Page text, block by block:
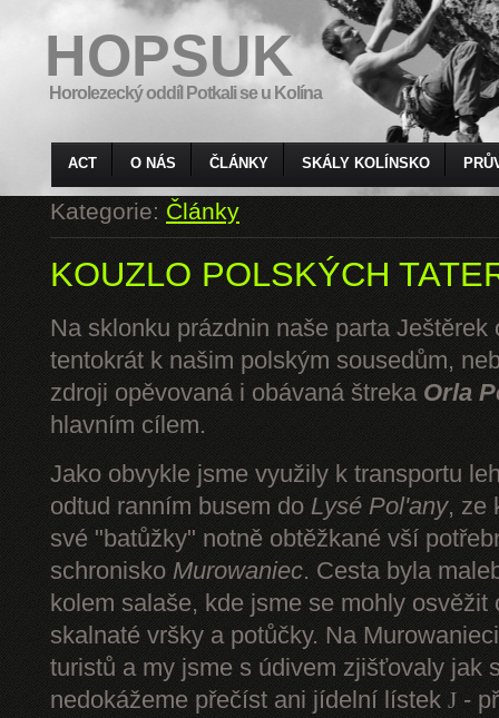
HOPSUK
Horolezecký oddíl Potkali se u Kolína
ACT O NÁS ČLÁNKY SKÁLY KOLÍNSKO
Kategorie:Články
KOUZLO POLSKÝCH
Na sklonku prázdnin naše parta Ještěrek
tentokrát k našim polským sousedům,
zdroji opěvovaná i obávaná štreka Orla
hlavním cílem.
Jako obvykle jsme využily k transportu
odtud ranním busem do Lysé Pol'any, ze
své "batůžky" notně obtěžkané vší
schronisko Murowaniec. Cesta byla
kolem salaše, kde jsme se mohly
skalnaté vršky a potůčky. Na
turistů a my jsme s údivem zjišťovaly jak
nedokážeme přečíst ani jídelní lístek J -